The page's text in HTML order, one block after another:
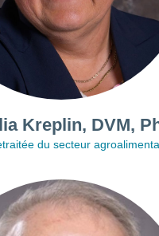
Kreplin, DVM,
du secteur